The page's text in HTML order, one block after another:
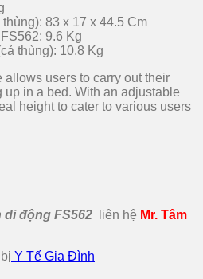
83 x 17 x 44.5 Cm
9.6 Kg
thùng): 10.8 Kg
users to carry out their
in a bed. With an adjustable
height to cater to various users
di động FS562 liên hệ Mr. Tâm
Y Tế Gia Đình